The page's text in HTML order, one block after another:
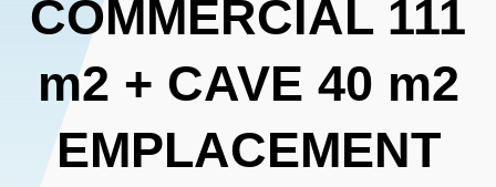
COMMERCIAL 111
m2 + CAVE 40 m2
EMPLACEMENT